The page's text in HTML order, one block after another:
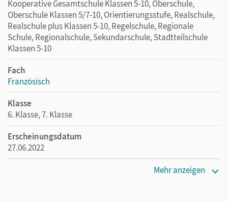
Kooperative Gesamtschule Klassen 5-10, Oberschule,
Oberschule Klassen 5/7-10, Orientierungsstufe, Realschule,
Realschule plus Klassen 5-10, Regelschule, Regionale
Schule, Regionalschule, Sekundarschule, Stadtteilschule
Klassen 5-10
Fach
Französisch
Klasse
6. Klasse, 7. Klasse
Erscheinungsdatum
27.06.2022
Mehr anzeigen